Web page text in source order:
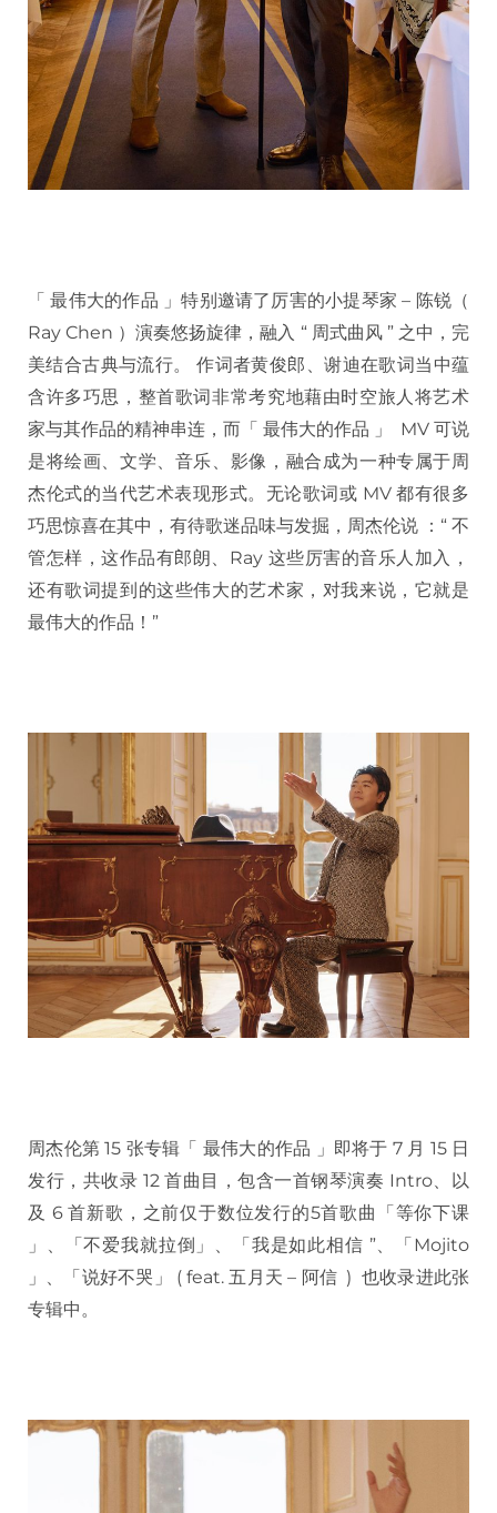
「 最伟大的作品 」特别邀请了厉害的小提琴家 – 陈锐（
Ray Chen ）演奏悠扬旋律，融入 “ 周式曲风 ” 之中，完
美结合古典与流行。 作词者黄俊郎、谢迪在歌词当中蕴
含许多巧思，整首歌词非常考究地藉由时空旅人将艺术
家与其作品的精神串连，而「 最伟大的作品 」 MV 可说
是将绘画、文学、音乐、影像，融合成为一种专属于周
杰伦式的当代艺术表现形式。无论歌词或 MV 都有很多
巧思惊喜在其中，有待歌迷品味与发掘，周杰伦说 ：“ 不
管怎样，这作品有郎朗、Ray 这些厉害的音乐人加入，
还有歌词提到的这些伟大的艺术家，对我来说，它就是
最伟大的作品！”
周杰伦第 15 张专辑「 最伟大的作品 」即将于 7 月 15 日
发行，共收录 12 首曲目，包含一首钢琴演奏 Intro、以
及 6 首新歌，之前仅于数位发行的5首歌曲「等你下课
」、「不爱我就拉倒」、「我是如此相信 ”、「Mojito
」、「说好不哭」 ( feat. 五月天 – 阿信 ) 也收录进此张
专辑中。